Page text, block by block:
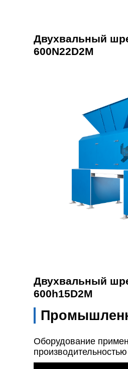
Двухвальный
600N22D2M
Двухвальный
600h15D2M
Оборудование